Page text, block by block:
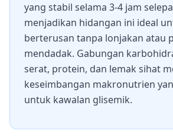
yang stabil selama 3-4 jam
menjadikan hidangan ini ideal
berterusan tanpa lonjakan atau
mendadak. Gabungan
serat, protein, dan lemak sihat
keseimbangan makronutrien
untuk kawalan glisemik.